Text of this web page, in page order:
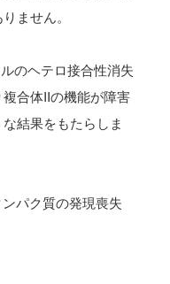
ません。
のヘテロ接合性消失
複合体IIの機能が障害
結果をもたらしま
パク質の発現喪失